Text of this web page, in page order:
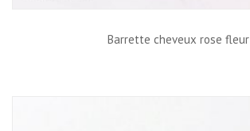
Barrette cheveux rose fleur